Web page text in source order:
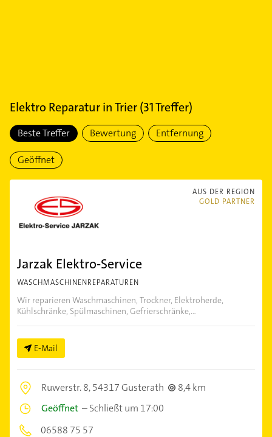
Elektro ReparaturinTrier(31Treffer)
Beste Treffer Bewertung Entfernung
Geöffnet
AUS DER REGION
GOLD PARTNER
Jarzak Elektro-Service
WASCHMASCHINENREPARATUREN
Wir reparieren Waschmaschinen, Trockner, Elektroherde,
Kühlschränke, Spülmaschinen, Gefrierschränke,...
E-Mail
Ruwerstr. 8,54317 Gusterath
8,4 km
Geöffnet –Schließt um 17:00
06588 75 57